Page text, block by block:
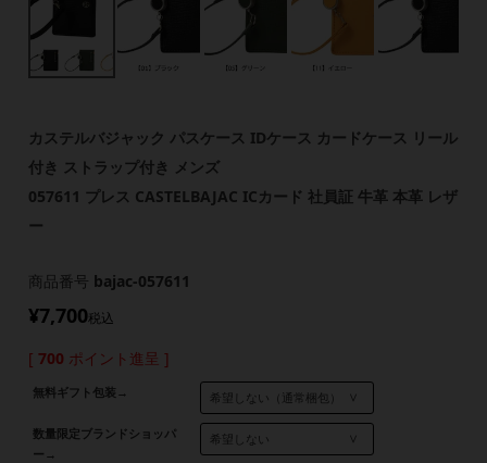
カステルバジャック パスケース IDケース カードケース リール
付き ストラップ付き メンズ
057611 プレス CASTELBAJAC ICカード 社員証 牛革 本革 レザ
ー
商品番号 bajac-057611
¥7,700税込
[ 700 ポイント進呈 ]
無料ギフト包装→
数量限定ブランドショッパ
ー→